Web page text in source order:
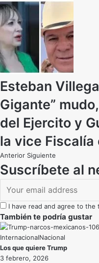
Esteban
Gigante”
del Ejercito y
la vice Fiscalía
Anterior Siguiente
Suscríbete al
I have read and agree to the
También te podría gustar
InternacionalNacional
Los que quiere Trump
3 febrero, 2026